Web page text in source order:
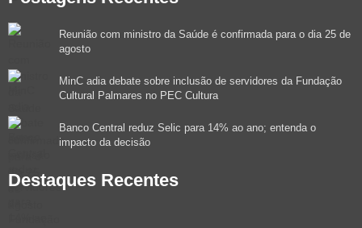
Reunião com ministro da Saúde é confirmada para o dia 25 de
agosto
MinC adia debate sobre inclusão de servidores da Fundação
Cultural Palmares no PEC Cultura
Banco Central reduz Selic para 14% ao ano; entenda o
impacto da decisão
Destaques Recentes